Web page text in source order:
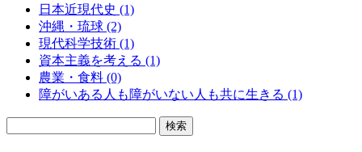
日本近現代史 (1)
沖縄・琉球 (2)
現代科学技術 (1)
資本主義を考える (1)
農業・食料 (0)
障がいある人も障がいない人も共に生きる (1)